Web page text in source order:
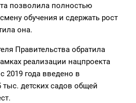
позволила полностью
обучения и сдержать рост
она.
Правительства обратила
реализации нацпроекта
2019 года введено в
тыс. детских садов общей